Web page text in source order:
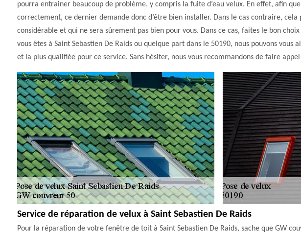
pourra entrainer beaucoup de problème, y compris la fuite d’eau velux. En effet, afin
correctement, ce dernier demande donc d’être bien installer. Dans le cas contraire, cela
considérable et qui ne sera sûrement pas bien pour vous. Dans ce cas, faites le bon
vous êtes à Saint Sebastien De Raids ou quelque part dans le 50190, nous pouvons vous
et la plus qualifiée pour ce service. Sans hésiter, nous vous recommandons de faire
Service de réparation de velux à Saint Sebastien De Raids
Pour la réparation de votre fenêtre de toit à Saint Sebastien De Raids, sache que GW